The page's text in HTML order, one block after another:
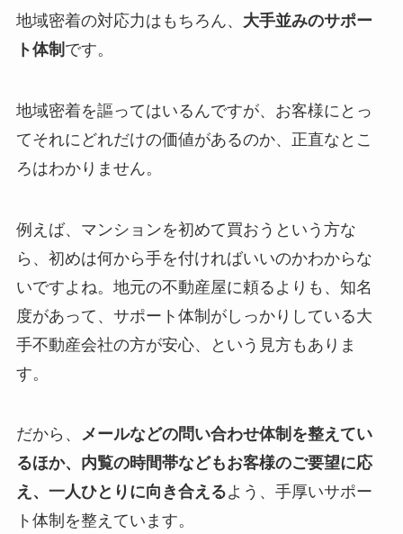
地域密着の対応力はもちろん、 大手並みのサポー
ト体制 です。
地域密着を謳ってはいるんですが、お客様にとっ
てそれにどれだけの価値があるのか、正直なとこ
ろはわかりません。
例えば、マンションを初めて買おうという方な
ら、初めは何から手を付ければいいのかわからな
いですよね。地元の不動産屋に頼るよりも、知名
度があって、サポート体制がしっかりしている大
手不動産会社の方が安心、という見方もありま
す。
だから、 メールなどの問い合わせ体制を整えてい
るほか、内覧の時間帯などもお客様のご要望に応
え、一人ひとりに向き合えるよう、手厚いサポー
ト体制を整えています。